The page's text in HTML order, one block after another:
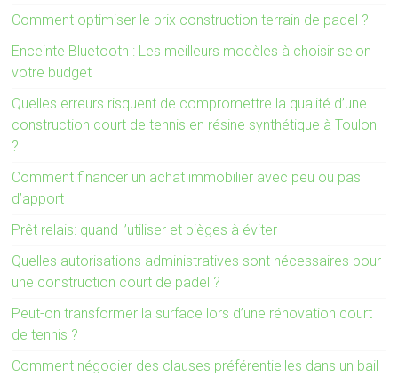
Comment optimiser le prix construction terrain de padel ?
Enceinte Bluetooth : Les meilleurs modèles à choisir selon
votre budget
Quelles erreurs risquent de compromettre la qualité d’une
construction court de tennis en résine synthétique à Toulon
?
Comment financer un achat immobilier avec peu ou pas
d’apport
Prêt relais: quand l’utiliser et pièges à éviter
Quelles autorisations administratives sont nécessaires pour
une construction court de padel ?
Peut-on transformer la surface lors d’une rénovation court
de tennis ?
Comment négocier des clauses préférentielles dans un bail